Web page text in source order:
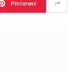
Pinterest